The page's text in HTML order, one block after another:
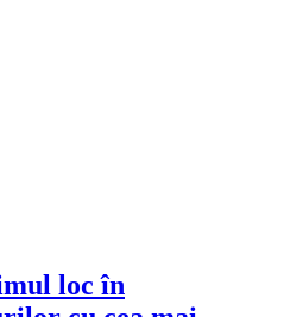
loc în